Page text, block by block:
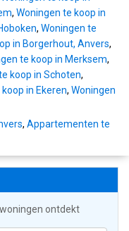
, Woningen te koop in
, Woningen te
in Borgerhout, Anvers,
te koop in Merksem,
koop in Schoten,
in Ekeren, Woningen
, Appartementen te
ontdekt